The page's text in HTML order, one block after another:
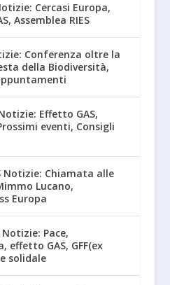
Cercasi Europa,
Assemblea RIES
Conferenza oltre la
della Biodiversità,
Effetto GAS,
eventi, Consigli
Notizie: Chiamata alle
Lucano,
Europa
Notizie: Pace,
effetto GAS, GFF(ex
solidale